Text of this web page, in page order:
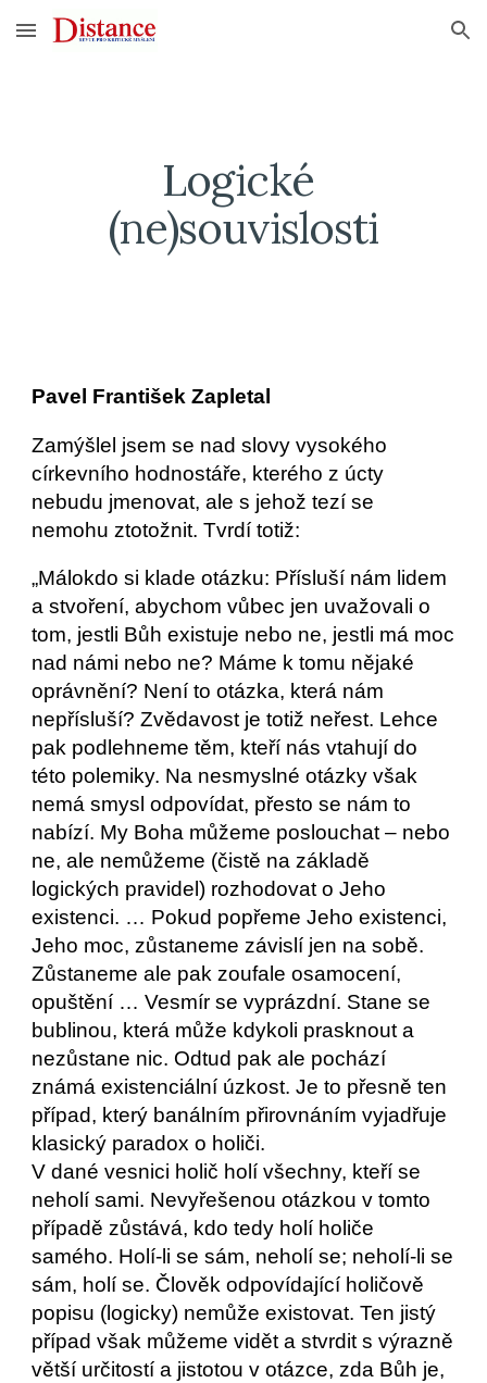
Skip to main content Skip to navigation
Logické
(ne)souvislosti
Pavel František Zapletal
Zamýšlel jsem se nad slovy vysokého
církevního hodnostáře, kterého z úcty
nebudu jmenovat, ale s jehož tezí se
nemohu ztotožnit. Tvrdí totiž:
„Málokdo si klade otázku: Přísluší nám lidem
a stvoření, abychom vůbec jen uvažovali o
tom, jestli Bůh existuje nebo ne, jestli má moc
nad námi nebo ne? Máme k tomu nějaké
oprávnění? Není to otázka, která nám
nepřísluší? Zvědavost je totiž neřest. Lehce
pak podlehneme těm, kteří nás vtahují do
této polemiky. Na nesmyslné otázky však
nemá smysl odpovídat, přesto se nám to
nabízí. My Boha můžeme poslouchat – nebo
ne, ale nemůžeme (čistě na základě
logických pravidel) rozhodovat o Jeho
existenci. … Pokud popřeme Jeho existenci,
Jeho moc, zůstaneme závislí jen na sobě.
Zůstaneme ale pak zoufale osamocení,
opuštění … Vesmír se vyprázdní. Stane se
bublinou, která může kdykoli prasknout a
nezůstane nic. Odtud pak ale pochází
známá existenciální úzkost. Je to přesně ten
případ, který banálním přirovnáním vyjadřuje
klasický paradox o holiči.
V dané vesnici holič holí všechny, kteří se
neholí sami. Nevyřešenou otázkou v tomto
případě zůstává, kdo tedy holí holiče
samého. Holí-li se sám, neholí se; neholí-li se
sám, holí se. Člověk odpovídající holičově
popisu (logicky) nemůže existovat. Ten jistý
případ však můžeme vidět a stvrdit s výrazně
větší určitostí a jistotou v otázce, zda Bůh je,